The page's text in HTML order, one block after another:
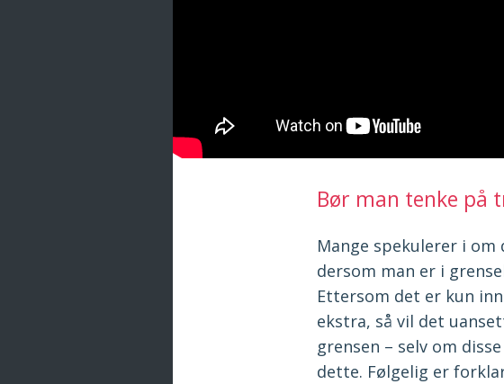
Bør man tenke på
Mange spekulerer i
dersom man er i
Ettersom det er kun
ekstra, så vil det
grensen – selv om
dette. Følgelig er